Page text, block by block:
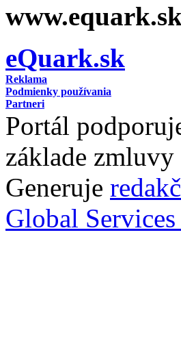
eQuark.sk
Reklama
Podmienky používania
Partneri
Portál
základe
Generuje
Global